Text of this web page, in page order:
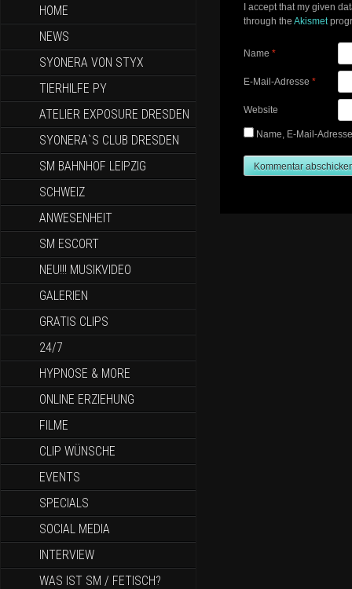
HOME
NEWS
SYONERA VON STYX
TIERHILFE PY
ATELIER EXPOSURE DRESDEN
SYONERA`S CLUB DRESDEN
SM BAHNHOF LEIPZIG
SCHWEIZ
ANWESENHEIT
SM ESCORT
NEU!!! MUSIKVIDEO
GALERIEN
GRATIS CLIPS
24/7
HYPNOSE & MORE
ONLINE ERZIEHUNG
FILME
CLIP WÜNSCHE
EVENTS
SPECIALS
SOCIAL MEDIA
INTERVIEW
WAS IST SM / FETISCH?
I accept that my given
through the Akismet
Name *
E-Mail-Adresse *
Website
Name, E-Mail-